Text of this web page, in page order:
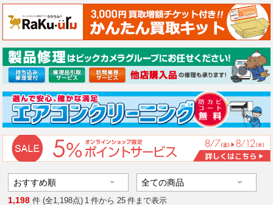
1,198 件 (全1,198点) 1 件から 25 件まで表示